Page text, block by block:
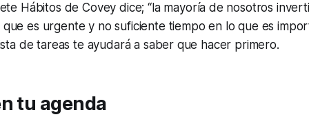
Hábitos de Covey dice; “la mayoría de nosotros
es urgente y no suficiente tiempo en lo que es
de tareas te ayudará a saber que hacer primero.
tu agenda